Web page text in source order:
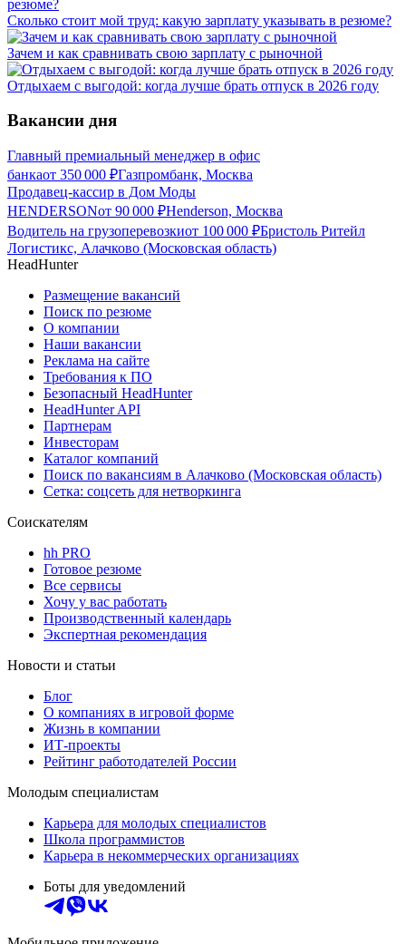
Сколько стоит мой труд: какую зарплату указывать в резюме?
Зачем и как сравнивать свою зарплату с рыночной
Отдыхаем с выгодой: когда лучше брать отпуск в 2026 году
Вакансии дня
Главный премиальный менеджер в офис
банкаот 350 000 ₽Газпромбанк, Москва
Продавец-кассир в Дом Моды
HENDERSONот 90 000 ₽Henderson, Москва
Водитель на грузоперевозкиот 100 000 ₽Бристоль Ритейл
Логистикс, Алачково (Московская область)
HeadHunter
Размещение вакансий
Поиск по резюме
О компании
Наши вакансии
Реклама на сайте
Требования к ПО
Безопасный HeadHunter
HeadHunter API
Партнерам
Инвесторам
Каталог компаний
Поиск по вакансиям в Алачково (Московская область)
Сетка: соцсеть для нетворкинга
Соискателям
hh PRO
Готовое резюме
Все сервисы
Хочу у вас работать
Производственный календарь
Экспертная рекомендация
Новости и статьи
Блог
О компаниях в игровой форме
Жизнь в компании
ИТ-проекты
Рейтинг работодателей России
Молодым специалистам
Карьера для молодых специалистов
Школа программистов
Карьера в некоммерческих организациях
Боты для уведомлений